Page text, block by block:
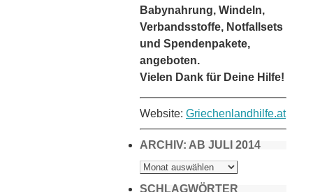
Babynahrung, Windeln,
Verbandsstoffe, Notfallsets
und Spendenpakete,
angeboten.
Vielen Dank für Deine Hilfe!
Website: Griechenlandhilfe.at
ARCHIV: AB JULI 2014
ARCHIV:
AB
2014
SCHLAGWÖRTER